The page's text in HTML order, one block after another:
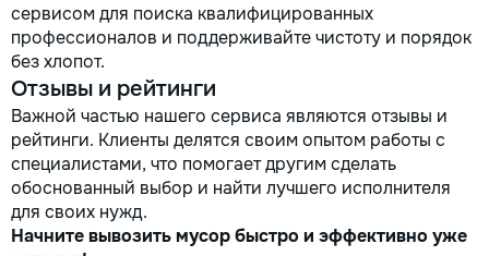
сервисом для поиска квалифицированных
профессионалов и поддерживайте чистоту и порядок
без хлопот.
Отзывы и рейтинги
Важной частью нашего сервиса являются отзывы и
рейтинги. Клиенты делятся своим опытом работы с
специалистами, что помогает другим сделать
обоснованный выбор и найти лучшего исполнителя
для своих нужд.
Начните вывозить мусор быстро и эффективно уже